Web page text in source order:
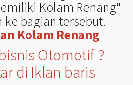
Kolam Renang"
ke bagian tersebut.
Kolam Renang
Otomotif ?
di Iklan baris